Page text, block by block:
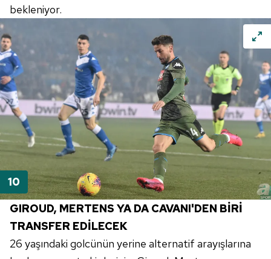
bekleniyor.
GIROUD, MERTENS YA DACAVANI'DEN BİRİ
TRANSFER EDİLECEK
26 yaşındaki golcünün yerine alternatif arayışlarına